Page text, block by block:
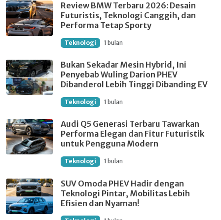
Review BMW Terbaru 2026: Desain
Futuristis, Teknologi Canggih, dan
Performa Tetap Sporty
Teknologi 1 bulan
Bukan Sekadar Mesin Hybrid, Ini
Penyebab Wuling Darion PHEV
Dibanderol Lebih Tinggi Dibanding EV
Teknologi 1 bulan
Audi Q5 Generasi Terbaru Tawarkan
Performa Elegan dan Fitur Futuristik
untuk Pengguna Modern
Teknologi 1 bulan
SUV Omoda PHEV Hadir dengan
Teknologi Pintar, Mobilitas Lebih
Efisien dan Nyaman!